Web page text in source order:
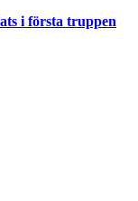
i första truppen